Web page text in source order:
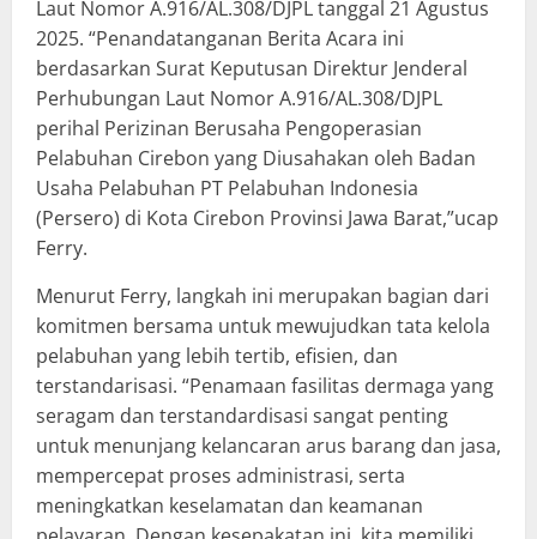
Laut Nomor A.916/AL.308/DJPL tanggal 21 Agustus
2025. “Penandatanganan Berita Acara ini
berdasarkan Surat Keputusan Direktur Jenderal
Perhubungan Laut Nomor A.916/AL.308/DJPL
perihal Perizinan Berusaha Pengoperasian
Pelabuhan Cirebon yang Diusahakan oleh Badan
Usaha Pelabuhan PT Pelabuhan Indonesia
(Persero) di Kota Cirebon Provinsi Jawa Barat,”ucap
Ferry.
Menurut Ferry, langkah ini merupakan bagian dari
komitmen bersama untuk mewujudkan tata kelola
pelabuhan yang lebih tertib, efisien, dan
terstandarisasi. “Penamaan fasilitas dermaga yang
seragam dan terstandardisasi sangat penting
untuk menunjang kelancaran arus barang dan jasa,
mempercepat proses administrasi, serta
meningkatkan keselamatan dan keamanan